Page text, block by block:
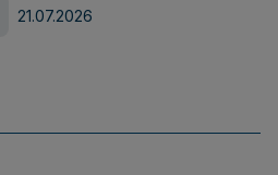
21.07.2026